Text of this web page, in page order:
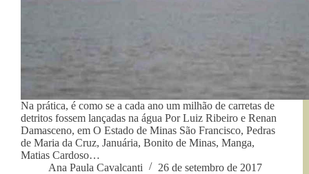
Na prática, é como se a cada ano um milhão de carretas de
detritos fossem lançadas na água Por Luiz Ribeiro e Renan
Damasceno, em O Estado de Minas São Francisco, Pedras
de Maria da Cruz, Januária, Bonito de Minas, Manga,
Matias Cardoso…
Ana Paula Cavalcanti
26 de setembro de 2017